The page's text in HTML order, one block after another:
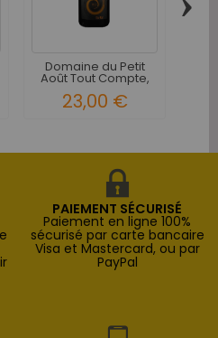
Domaine du Petit
Août Tout Compte,
23,00 €
PAIEMENT SÉCURISÉ
Paiement en ligne 100%
sécurisé par carte bancaire
Visa et Mastercard, ou par
PayPal